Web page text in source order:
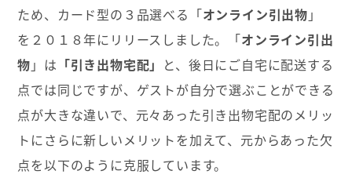
ため、カード型の３品選べる「オンライン引出物 」
を２０１８年にリリースしました。「オンライン引出
物 」は 「引き出物宅配」 と、後日にご自宅に配送する
点では同じですが、ゲストが自分で選ぶことができる
点が大きな違いで、元々あった引き出物宅配のメリッ
トにさらに新しいメリットを加えて、元からあった欠
点を以下のように克服しています。